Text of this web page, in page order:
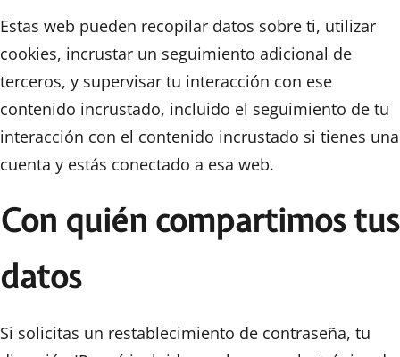
Estas web pueden recopilar datos sobre ti, utilizar
cookies, incrustar un seguimiento adicional de
terceros, y supervisar tu interacción con ese
contenido incrustado, incluido el seguimiento de tu
interacción con el contenido incrustado si tienes una
cuenta y estás conectado a esa web.
Con quién compartimos tus
datos
Si solicitas un restablecimiento de contraseña, tu